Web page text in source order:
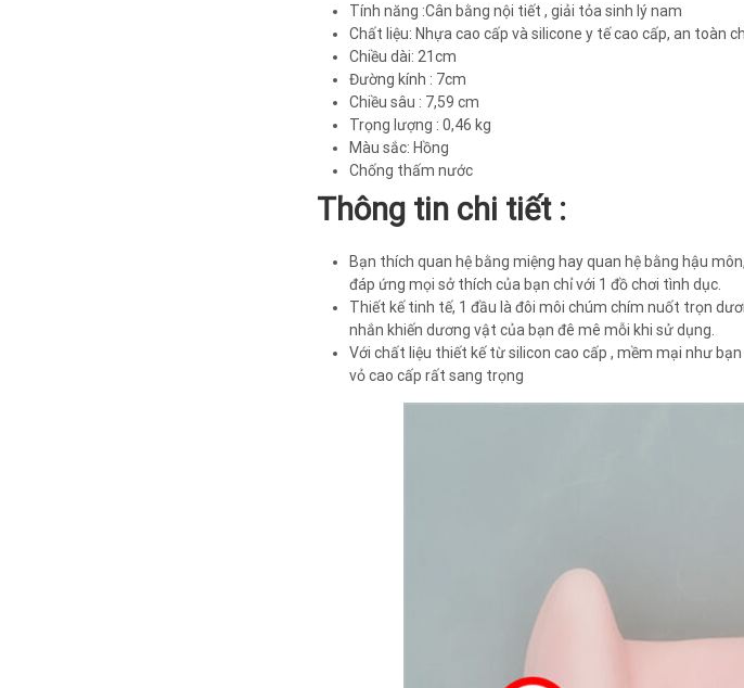
Tính năng :Cân bằng nội tiết , giải tỏa sinh lý nam
Chất liệu: Nhựa cao cấp và silicone y tế cao cấp, an toàn
Chiều dài: 21cm
Đường kính : 7cm
Chiều sâu : 7,59 cm
Trọng lượng : 0,46 kg
Màu sắc: Hồng
Chống thấm nước
Thông tin chi tiết :
Bạn thích quan hệ bằng miệng hay quan hệ bằng hậu
đáp ứng mọi sở thích của bạn chỉ với 1 đồ chơi tình dục.
Thiết kế tinh tế, 1 đầu là đôi môi chúm chím nuốt trọn
nhắn khiến dương vật của bạn đê mê mỗi khi sử dụng.
Với chất liệu thiết kế từ silicon cao cấp , mềm mại như
vỏ cao cấp rất sang trọng